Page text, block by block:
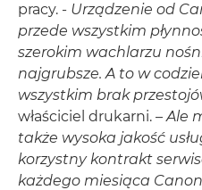
pracy. - Urządzenie od
przede wszystkim
szerokim wachlarzu
najgrubsze. A to w
wszystkim brak
właściciel drukarni. –Ale
także wysoka jakość
korzystny kontrakt
każdego miesiąca